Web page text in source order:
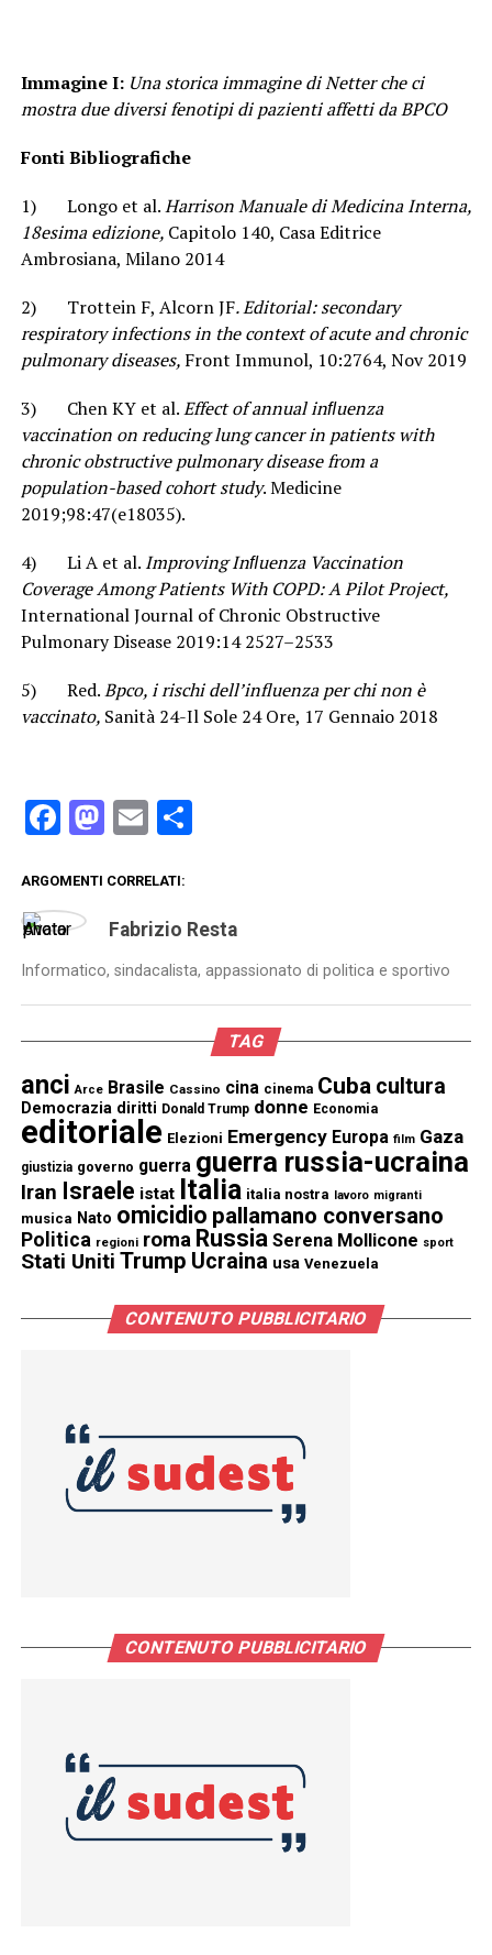
Immagine I:Una storica immagine di Netter che ci
mostra due diversi fenotipi di pazienti affetti da BPCO
Fonti Bibliografiche
1) Longo et al.HarrisonManuale di Medicina Interna,
18esima edizione, Capitolo 140, Casa Editrice
Ambrosiana, Milano 2014
2) Trottein F, Alcorn JF. Editorial: secondary
respiratory infections in the context of acute and chronic
pulmonary diseases, Front Immunol, 10:2764, Nov 2019
3) Chen KY et al.Effect of annual inﬂuenza
vaccination on reducing lung cancer in patients with
chronic obstructive pulmonary disease from a
population-based cohort study. Medicine
2019;98:47(e18035).
4) Li A et al. Improving Inﬂuenza Vaccination
Coverage Among Patients With COPD: A Pilot Project,
International Journal of Chronic Obstructive
Pulmonary Disease 2019:14 2527–2533
5) Red.Bpco, i rischi dell’influenza per chi non è
vaccinato, Sanità 24-Il Sole 24 Ore, 17 Gennaio 2018
Facebook
Mastodon
Email
ARGOMENTI CORRELATI:
Fabrizio Resta
Informatico, sindacalista, appassionato di politica e sportivo
TAG
anci Arce Brasile Cassino cina cinema Cuba cultura
Democrazia diritti Donald Trump donne Economia
editoriale Elezioni Emergency Europa film Gaza
giustizia governo guerra guerra russia-ucraina
Iran Israele istat Italia italia nostra lavoro migranti
musica Nato omicidio pallamano conversano
Politica regioni roma Russia Serena Mollicone sport
Stati Uniti Trump Ucraina usa Venezuela
CONTENUTO PUBBLICITARIO
CONTENUTO PUBBLICITARIO